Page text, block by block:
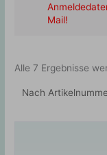
Mail!
Alle 7 Ergebnisse